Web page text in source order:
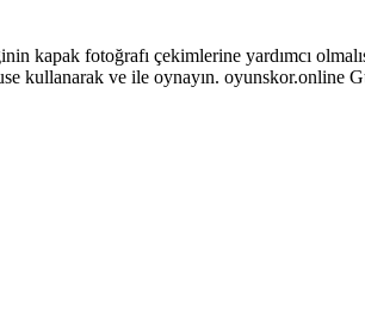
kapak fotoğrafı çekimlerine yardımcı
kullanarak ve ile oynayın.